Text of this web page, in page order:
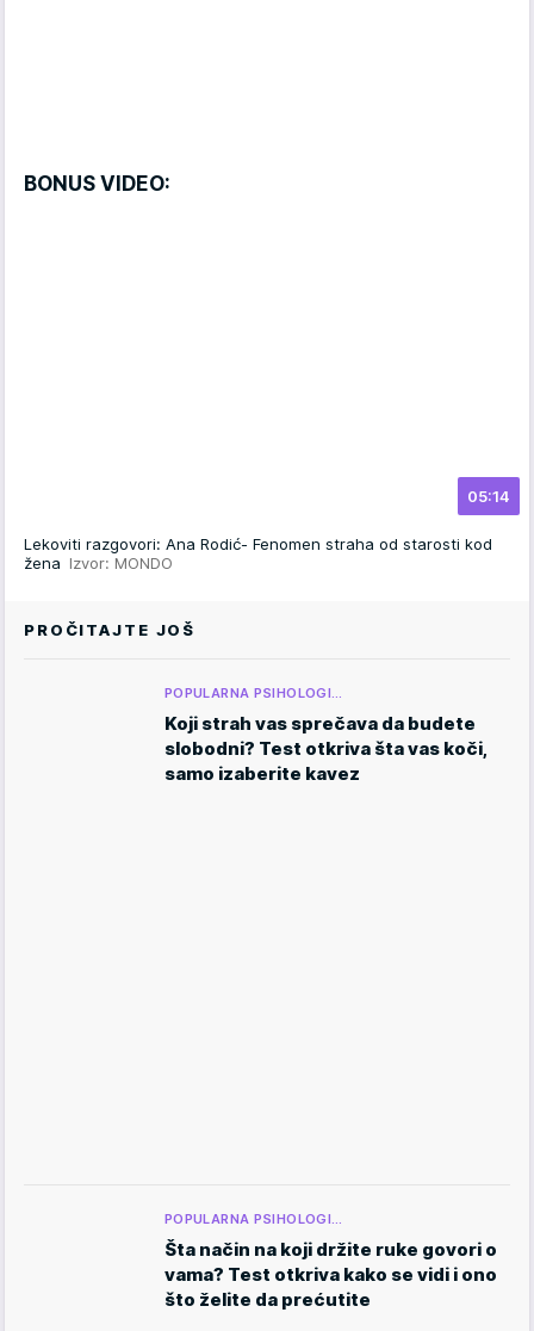
BONUS VIDEO:
05:14
Lekoviti razgovori: Ana Rodić- Fenomen straha od starosti kod
žena Izvor: MONDO
PROČITAJTE JOŠ
POPULARNA PSIHOLOGI…
Koji strah vas sprečava da budete
slobodni? Test otkriva šta vas koči,
samo izaberite kavez
POPULARNA PSIHOLOGI…
Šta način na koji držite ruke govori o
vama? Test otkriva kako se vidi i ono
što želite da prećutite